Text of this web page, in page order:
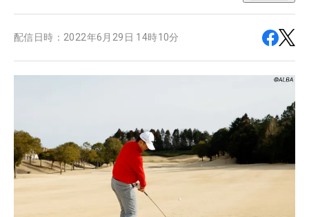
配信日時： 2022年6月29日 14時10分